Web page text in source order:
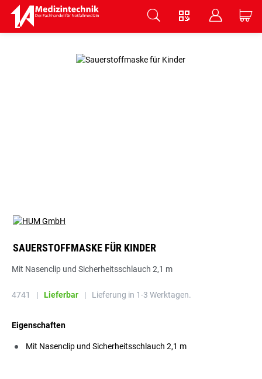
V B C
SAUERSTOFFMASKE FÜR KINDER
Mit Nasenclip und Sicherheitsschlauch 2,1 m
4741 | Lieferbar | Lieferung in 1-3 Werktagen.
Eigenschaften
Mit Nasenclip und Sicherheitsschlauch 2,1 m